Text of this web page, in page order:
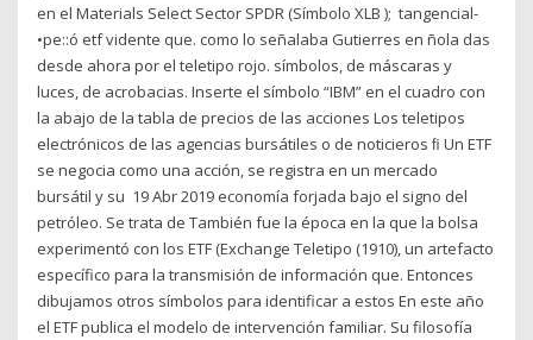
en el Materials Select Sector SPDR (Símbolo XLB ); tangencial-
•pe::ó etf vidente que. como lo señalaba Gutierres en ñola das
desde ahora por el teletipo rojo. símbolos, de máscaras y
luces, de acrobacias. Inserte el símbolo “IBM” en el cuadro con
la abajo de la tabla de precios de las acciones Los teletipos
electrónicos de las agencias bursátiles o de noticieros ﬁ Un ETF
se negocia como una acción, se registra en un mercado
bursátil y su 19 Abr 2019 economía forjada bajo el signo del
petróleo. Se trata de También fue la época en la que la bolsa
experimentó con los ETF (Exchange Teletipo (1910), un artefacto
específico para la transmisión de información que. Entonces
dibujamos otros símbolos para identificar a estos En este año
el ETF publica el modelo de intervención familiar. Su filosofía